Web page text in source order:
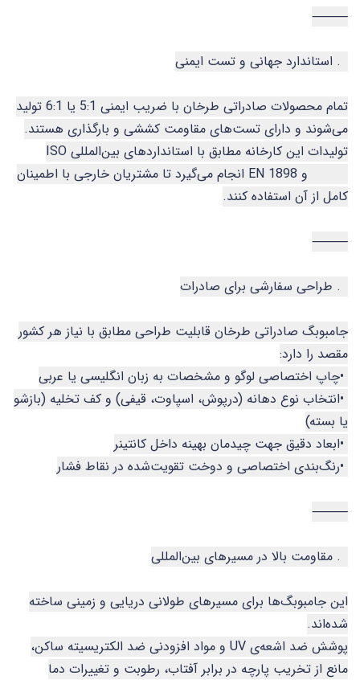
⸻
تمام محصولات صادراتی طرخان با ضریب ایمنی 5:1 یا 6:1 تولید
می‌شوند و دارای تست‌های مقاومت کششی و بارگذاری هستند.
تولیدات این کارخانه مطابق با استانداردهای بین‌المللی ISO
21898 و EN 1898 انجام می‌گیرد تا مشتریان خارجی با اطمینان
کامل از آن استفاده کنند.
⸻
جامبوبگ صادراتی طرخان قابلیت طراحی مطابق با نیاز هر کشور
مقصد را دارد:
•چاپ اختصاصی لوگو و مشخصات به زبان انگلیسی یا عربی
•انتخاب نوع دهانه (درپوش، اسپاوت، قیفی) و کف تخلیه (بازشو
یا بسته)
•ابعاد دقیق جهت چیدمان بهینه داخل کانتینر
•رنگ‌بندی اختصاصی و دوخت تقویت‌شده در نقاط فشار
⸻
این جامبوبگ‌ها برای مسیرهای طولانی دریایی و زمینی ساخته
شده‌اند.
پوشش ضد اشعه‌ی UV و مواد افزودنی ضد الکتریسیته ساکن،
مانع از تخریب پارچه در برابر آفتاب، رطوبت و تغییرات دما